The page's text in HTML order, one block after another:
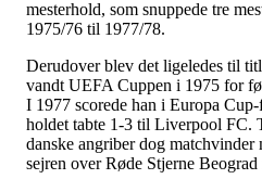
mesterhold, som snuppede tre
1975/76 til 1977/78.
Derudover blev det ligeledes til
vandt UEFA Cuppen i 1975 for
I 1977 scorede han i Europa
holdet tabte 1-3 til Liverpool FC.
danske angriber dog
sejren over Røde Stjerne